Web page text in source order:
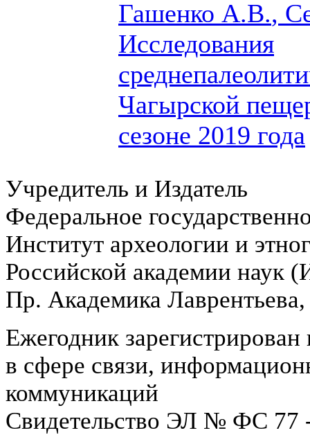
Гашенко А.В.,
Исследования
Чагырской
сезоне 2019 года
Учредитель и Издатель
Федеральное
Институт археологии и
Российской академии
Пр. Академика
Ежегодник
в сфере связи,
коммуникаций
Свидетельство ЭЛ № ФС 77